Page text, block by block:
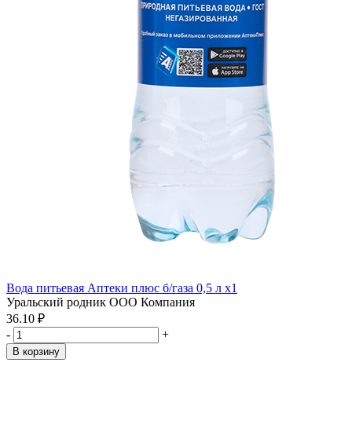
Вода питьевая Аптеки плюс б/газа 0,5 л x1
Уральский родник ООО Компания
36.10 ₽
-
+
В корзину